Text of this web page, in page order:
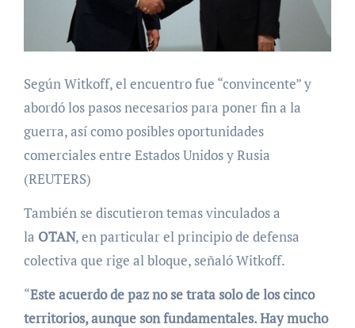
Según Witkoff, el encuentro fue “convincente” y
abordó los pasos necesarios para poner fin a la
guerra, así como posibles oportunidades
comerciales entre Estados Unidos y Rusia
(REUTERS)
También se discutieron temas vinculados a
la OTAN, en particular el principio de defensa
colectiva que rige al bloque, señaló Witkoff.
“Este acuerdo de paz no se trata solo de los cinco
territorios, aunque son fundamentales. Hay mucho